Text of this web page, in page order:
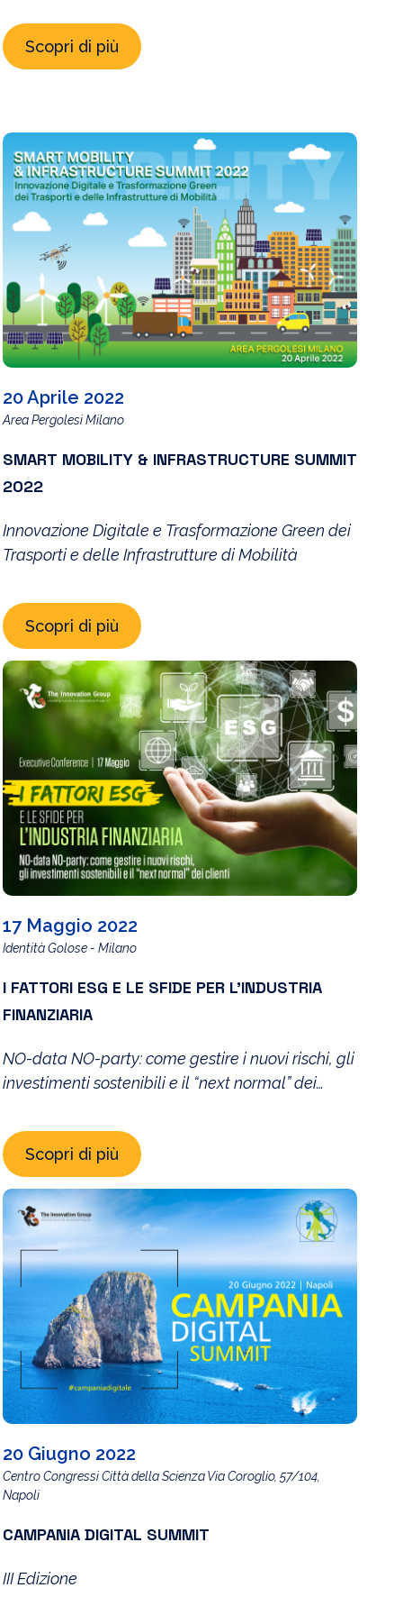
Scopri di più
20 Aprile 2022
Area Pergolesi Milano
SMART MOBILITY & INFRASTRUCTURE SUMMIT
2022
Innovazione Digitale e Trasformazione Green dei
Trasporti e delle Infrastrutture di Mobilità
Scopri di più
17 Maggio 2022
Identità Golose - Milano
I FATTORI ESG E LE SFIDE PER L’INDUSTRIA
FINANZIARIA
NO-data NO-party: come gestire i nuovi rischi, gli
investimenti sostenibili e il “next normal” dei
Scopri di più
20 Giugno 2022
Centro Congressi Città della Scienza Via Coroglio, 57/104,
Napoli
CAMPANIA DIGITAL SUMMIT
III Edizione